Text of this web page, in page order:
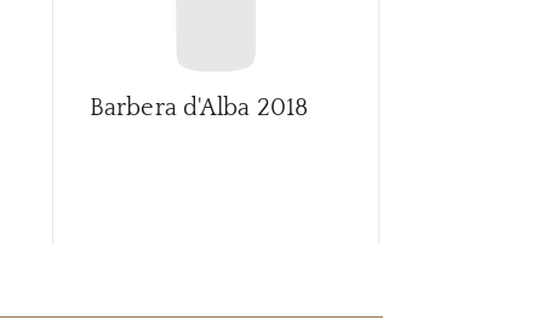
Barbera d'Alba 2018